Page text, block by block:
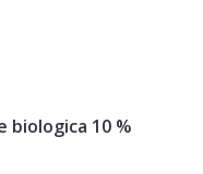
biologica 10 %